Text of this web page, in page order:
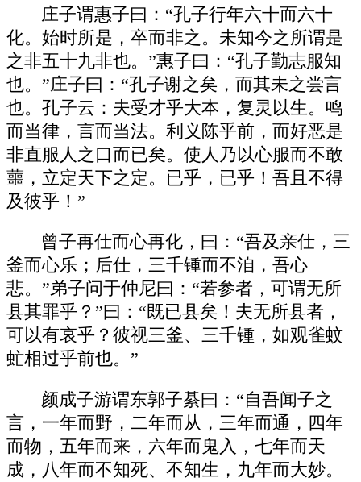
庄子谓惠子曰：“孔子行年六十而六十
化。始时所是，卒而非之。未知今之所谓是
之非五十九非也。”惠子曰：“孔子勤志服知
也。”庄子曰：“孔子谢之矣，而其未之尝言
也。孔子云：夫受才乎大本，复灵以生。鸣
而当律，言而当法。利义陈乎前，而好恶是
非直服人之口而已矣。使人乃以心服而不敢
蘁，立定天下之定。已乎，已乎！吾且不得
及彼乎！”
曾子再仕而心再化，曰：“吾及亲仕，三
釜而心乐；后仕，三千锺而不洎，吾心
悲。”弟子问于仲尼曰：“若参者，可谓无所
县其罪乎？”曰：“既已县矣！夫无所县者，
可以有哀乎？彼视三釜、三千锺，如观雀蚊
虻相过乎前也。”
颜成子游谓东郭子綦曰：“自吾闻子之
言，一年而野，二年而从，三年而通，四年
而物，五年而来，六年而鬼入，七年而天
成，八年而不知死、不知生，九年而大妙。